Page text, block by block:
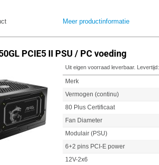
Meer productinformatie
PCIE5 II PSU / PC voeding
Uit eigen voorraad leverbaar. Levertijd:
Merk
Vermogen (continu)
80 Plus Certificaat
Fan Diameter
Modulair (PSU)
6+2 pins PCI-E power
12V-2x6